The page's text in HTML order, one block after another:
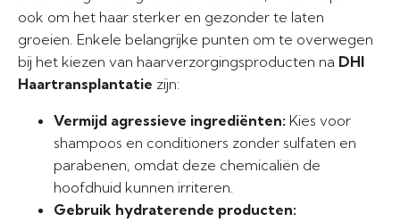
ook om het haar sterker en gezonder te laten
groeien. Enkele belangrijke punten om te overwegen
bij het kiezen van haarverzorgingsproducten na DHI
Haartransplantatie zijn:
Vermijd agressieve ingrediënten: Kies voor
shampoos en conditioners zonder sulfaten en
parabenen, omdat deze chemicaliën de
hoofdhuid kunnen irriteren.
Gebruik hydraterende producten: